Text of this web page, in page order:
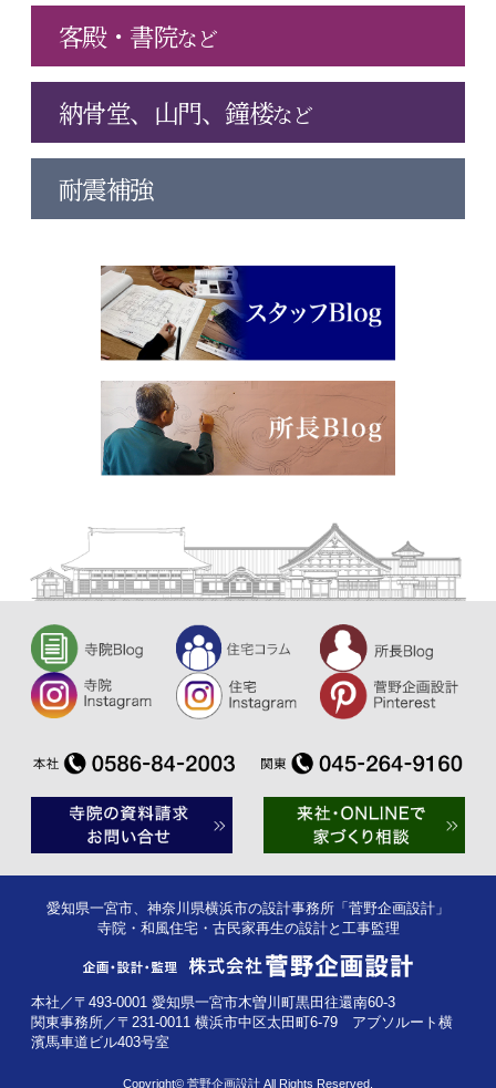
客殿・書院など
納骨堂、山門、鐘楼など
耐震補強
愛知県一宮市、神奈川県横浜市の設計事務所「菅野企画設計」
寺院・和風住宅・古民家再生の設計と工事監理
本社／〒493-0001 愛知県一宮市木曽川町黒田往還南60-3
関東事務所／〒231-0011 横浜市中区太田町6-79 アブソルート横
濱馬車道ビル403号室
Copyright© 菅野企画設計 All Rights Reserved.